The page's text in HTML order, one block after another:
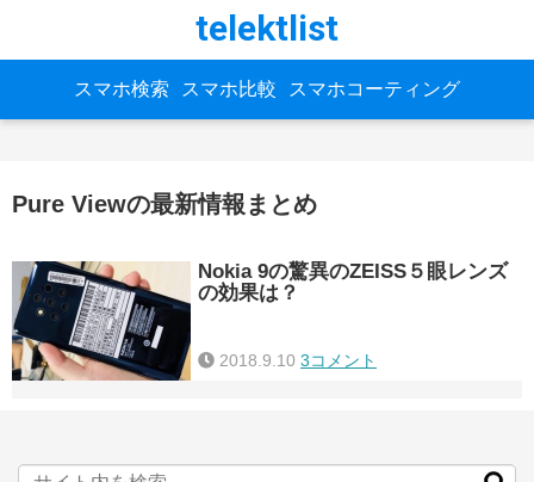
telektlist
スマホ検索 スマホ比較 スマホコーティング
Pure Viewの最新情報まとめ
Nokia 9の驚異のZEISS５眼レンズ
の効果は？
2018.9.10 3コメント